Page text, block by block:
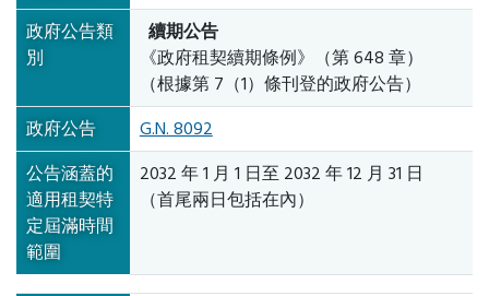
政府公告類
別
續期公告
《政府租契續期條例》（第 648 章）
（根據第 7（1）條刊登的政府公告）
政府公告
G.N. 8092
公告涵蓋的
適用租契特
定屆滿時間
範圍
2032 年 1 月 1 日至 2032 年 12 月 31 日
（首尾兩日包括在內）